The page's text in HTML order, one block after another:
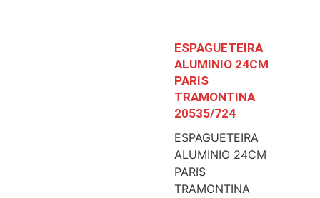
ESPAGUETEIRA
ALUMINIO 24CM
PARIS
TRAMONTINA
20535/724
ESPAGUETEIRA
ALUMINIO 24CM
PARIS
TRAMONTINA